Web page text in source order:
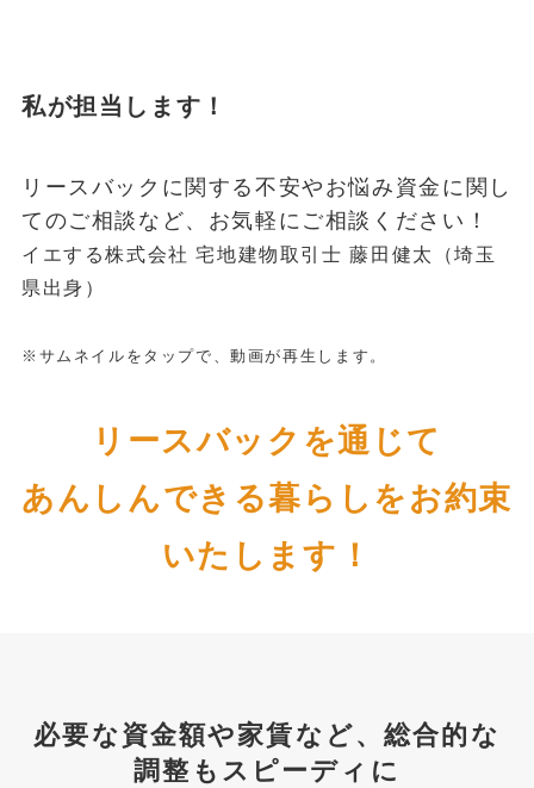
私が担当します！
リースバックに関する不安やお悩み資金に関し
てのご相談など、お気軽にご相談ください！
イエする株式会社 宅地建物取引士 藤田健太（埼玉
県出身）
※サムネイルをタップで、動画が再生します。
リースバックを通じて
あんしんできる暮らしをお約束
いたします！
必要な資金額や家賃など、総合的な
調整もスピーディに